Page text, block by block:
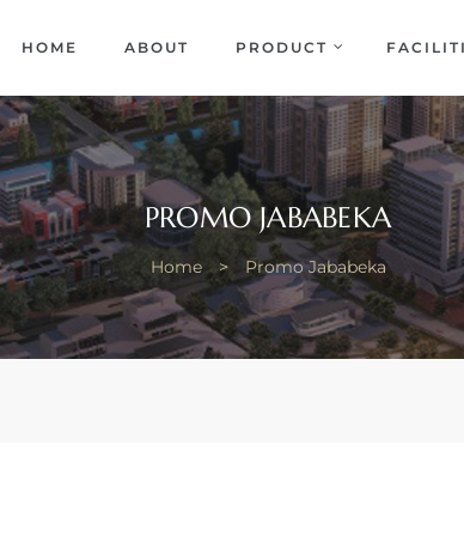
HOME ABOUT PRODUCT
PROMO JABABEKA
Home > Promo Jababeka